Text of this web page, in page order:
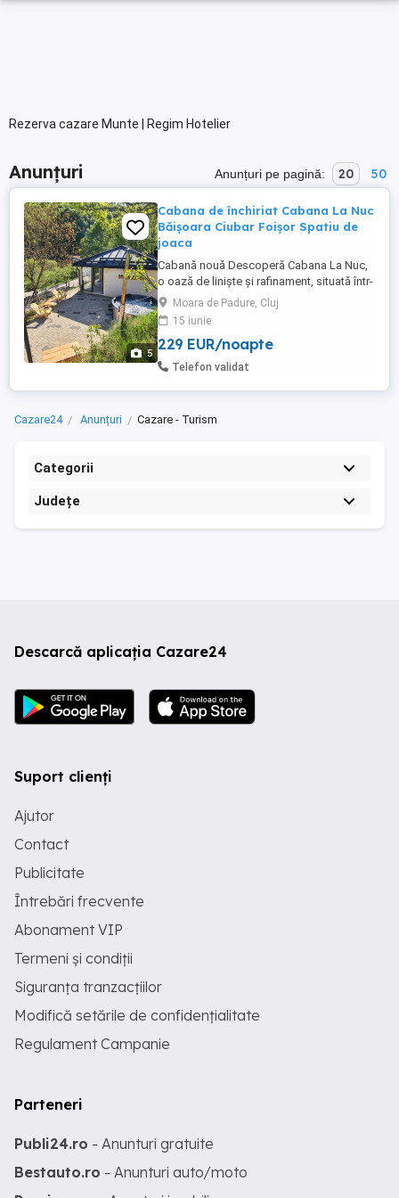
Rezerva cazare Munte | Regim Hotelier
Anunțuri Anunțuri pe pagină: 20 50
5
Cabana de închiriat Cabana La Nuc
Băișoara Ciubar Foișor Spatiu de
joaca
Cabană nouă Descoperă Cabana La Nuc,
o oază de liniște și rafinament, situată într-
un decor montan spectaculos! La doar
aproximativ 35 km de Cluj-Napoca, în satul
Moara de Pădure, comuna Băișoara,
Cabana La Nuc este alegerea ideală
pentru familii sau grupuri de până la 8
Moara de Padure, Cluj
15 iunie
229 EUR/noapte
Telefon validat
Cazare24 Anunțuri Cazare - Turism
Categorii
Județe
Descarcă aplicația Cazare24
Suport clienți
Ajutor
Contact
Publicitate
Întrebări frecvente
Abonament VIP
Termeni și condiții
Siguranța tranzacțiilor
Modifică setările de confidențialitate
Regulament Campanie
Parteneri
Publi24.ro - Anunturi gratuite
Bestauto.ro - Anunturi auto/moto